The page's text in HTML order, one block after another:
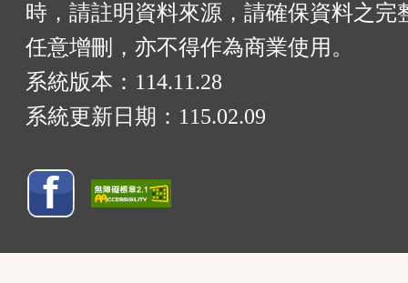
時，請註明資料來源，請確保資料之完
任意增刪，亦不得作為商業使用。
系統版本： 114.11.28
系統更新日期： 115.02.09